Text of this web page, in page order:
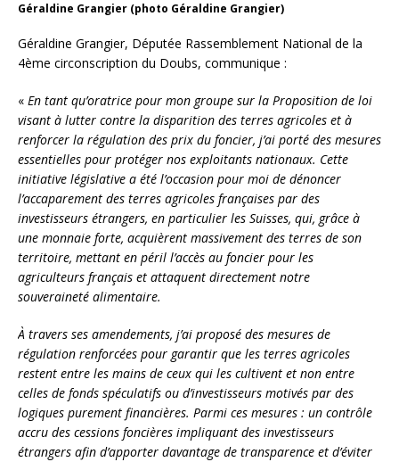
Géraldine Grangier (photo Géraldine Grangier)
Géraldine Grangier, Députée Rassemblement National de la
4ème circonscription du Doubs, communique :
« En tant qu’oratrice pour mon groupe sur la Proposition de loi
visant à lutter contre la disparition des terres agricoles et à
renforcer la régulation des prix du foncier, j’ai porté des mesures
essentielles pour protéger nos exploitants nationaux. Cette
initiative législative a été l’occasion pour moi de dénoncer
l’accaparement des terres agricoles françaises par des
investisseurs étrangers, en particulier les Suisses, qui, grâce à
une monnaie forte, acquièrent massivement des terres de son
territoire, mettant en péril l’accès au foncier pour les
agriculteurs français et attaquent directement notre
souveraineté alimentaire.
À travers ses amendements, j’ai proposé des mesures de
régulation renforcées pour garantir que les terres agricoles
restent entre les mains de ceux qui les cultivent et non entre
celles de fonds spéculatifs ou d’investisseurs motivés par des
logiques purement financières. Parmi ces mesures : un contrôle
accru des cessions foncières impliquant des investisseurs
étrangers afin d’apporter davantage de transparence et d’éviter